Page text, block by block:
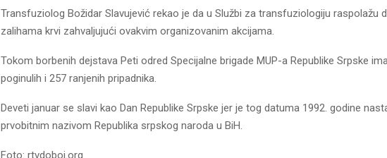
Transfuziolog Božidar Slavujević rekao je da u Službi za transfuziologiju raspolažu
zalihama krvi zahvaljujući ovakvim organizovanim akcijama.
Tokom borbenih dejstava Peti odred Specijalne brigade MUP-a Republike Srpske
poginulih i 257 ranjenih pripadnika.
Deveti januar se slavi kao Dan Republike Srpske jer je tog datuma 1992. godine
prvobitnim nazivom Republika srpskog naroda u BiH.
Foto: rtvdoboj.org